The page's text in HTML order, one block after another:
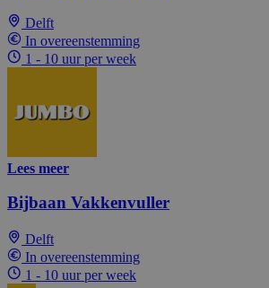
Delft
In overeenstemming
1 - 10 uur per week
Lees meer
Bijbaan Vakkenvuller
Delft
In overeenstemming
1 - 10 uur per week